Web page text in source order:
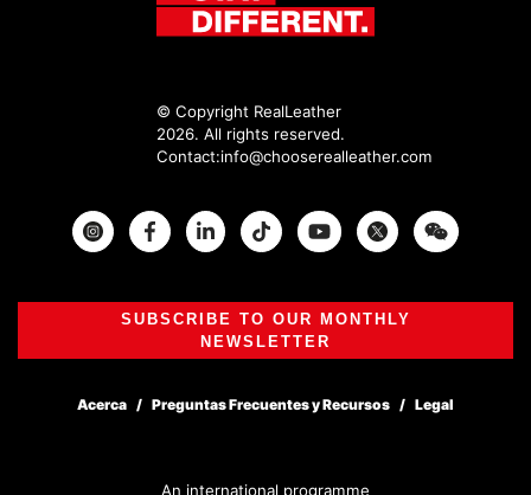
© Copyright RealLeather
2026. All rights reserved.
Contact:info@chooserealleather.com
InstagramFacebook Twitter
SUBSCRIBE TO OUR MONTHLY
NEWSLETTER
Acerca Preguntas Frecuentes y Recursos Legal
An international programme